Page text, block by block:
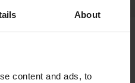
About
content and ads, to
Lieferung
Zahlung